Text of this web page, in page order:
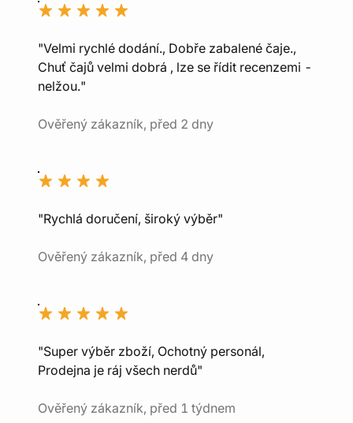
"Velmi rychlé dodání., Dobře zabalené čaje.,
Chuť čajů velmi dobrá , lze se řídit recenzemi -
nelžou."
Ověřený zákazník, před 2 dny
"Rychlá doručení, široký výběr"
Ověřený zákazník, před 4 dny
"Super výběr zboží, Ochotný personál,
Prodejna je ráj všech nerdů"
Ověřený zákazník, před 1 týdnem